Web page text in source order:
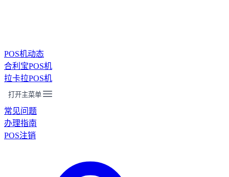
POS机动态
合利宝POS机
拉卡拉POS机
打开主菜单
常见问题
办理指南
POS注销